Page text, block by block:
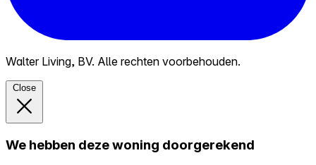
Walter Living, BV. Alle rechten voorbehouden.
Close
We hebben deze woning doorgerekend